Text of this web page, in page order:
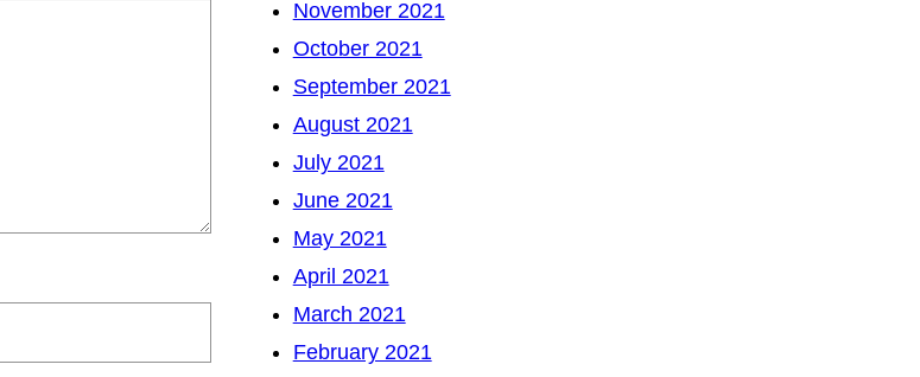
November 2021
October 2021
September 2021
August 2021
July 2021
June 2021
May 2021
April 2021
March 2021
February 2021